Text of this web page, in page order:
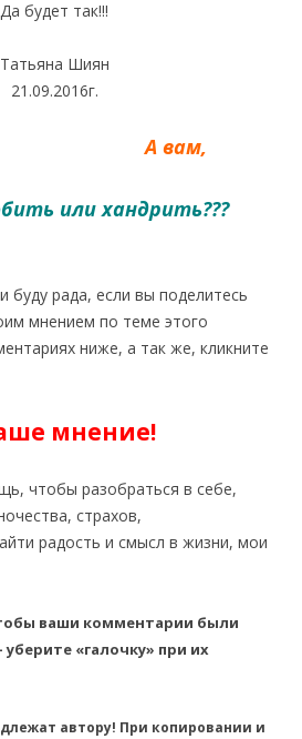
Да будет так!!!
Татьяна Шиян
21.09.2016г.
или хандрить???
буду рада, если вы поделитесь
мнением по теме этого
ниже, а так же, кликните
мнение!
чтобы разобраться в себе,
страхов,
радость и смысл в жизни, мои
ваши комментарии были
«галочку» при их
автору! При копировании и